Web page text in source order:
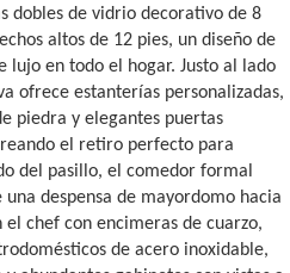
dobles de vidrio decorativo de 8
altos de 12 pies, un diseño de
lujo en todo el hogar. Justo al lado
ofrece estanterías personalizadas,
piedra y elegantes puertas
el retiro perfecto para
del pasillo, el comedor formal
despensa de mayordomo hacia
chef con encimeras de cuarzo,
de acero inoxidable,